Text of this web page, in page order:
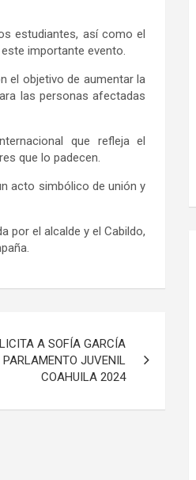
estudiantes, así como el
importante evento.
el objetivo de aumentar la
las personas afectadas
que refleja el
que lo padecen.
acto simbólico de unión y
por el alcalde y el Cabildo,
A SOFÍA GARCÍA
PARLAMENTO JUVENIL
COAHUILA 2024